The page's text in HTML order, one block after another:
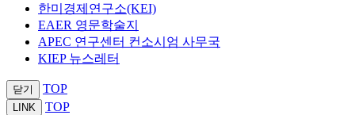
한미경제연구소(KEI)
EAER 영문학술지
APEC 연구센터 컨소시엄 사무국
KIEP 뉴스레터
닫기 TOP
LINK TOP